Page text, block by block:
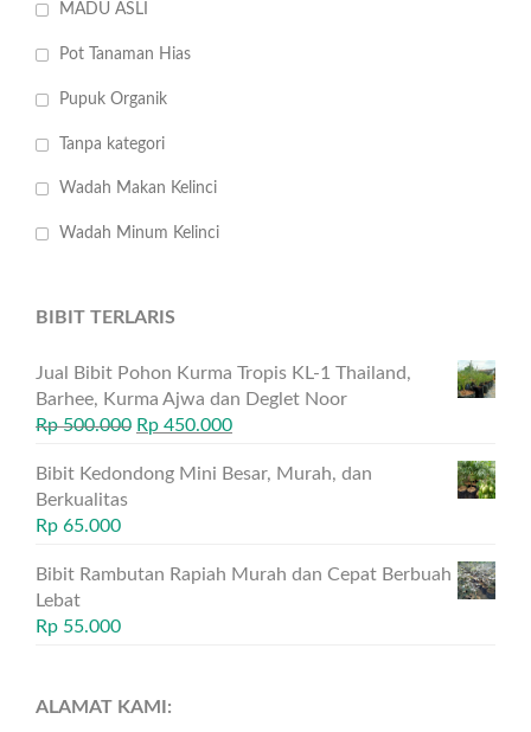
MADU ASLI
Pot Tanaman Hias
Pupuk Organik
Tanpa kategori
Wadah Makan Kelinci
Wadah Minum Kelinci
BIBIT TERLARIS
Jual Bibit Pohon Kurma Tropis KL-1 Thailand,
Barhee, Kurma Ajwa dan Deglet Noor
Rp500.000 Rp 450.000
Bibit Kedondong Mini Besar, Murah, dan
Berkualitas
Rp 65.000
Bibit Rambutan Rapiah Murah dan Cepat Berbuah
Lebat
Rp 55.000
ALAMAT KAMI: